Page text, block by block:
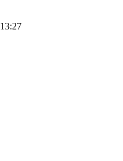
13:27